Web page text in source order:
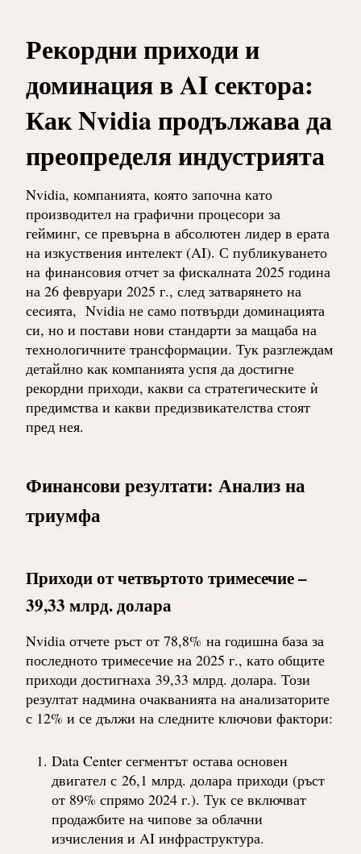
Рекордни приходи и
доминация в AI сектора:
Как Nvidia продължава да
преопределя индустрията
Nvidia, компанията, която започна като
производител на графични процесори за
гейминг, се превърна в абсолютен лидер в ерата
на изкуствения интелект (AI). С публикуването
на финансовия отчет за фискалната 2025 година
на 26 февруари 2025 г., след затварянето на
сесията, Nvidia не само потвърди доминацията
си, но и постави нови стандарти за мащаба на
технологичните трансформации. Тук разглеждам
детайлно как компанията успя да достигне
рекордни приходи, какви са стратегическите ѝ
предимства и какви предизвикателства стоят
пред нея.
Финансови резултати: Анализ на
триумфа
Приходи от четвъртото тримесечие –
39,33 млрд. долара
Nvidia отчете ръст от 78,8% на годишна база за
последното тримесечие на 2025 г., като общите
приходи достигнаха 39,33 млрд. долара. Този
резултат надмина очакванията на анализаторите
с 12% и се дължи на следните ключови фактори:
Data Center сегментътостава основен
двигател с 26,1 млрд. долараприходи (ръст
от 89% спрямо 2024 г.). Тук се включват
продажбите на чипове за облачни
изчисления и AI инфраструктура.